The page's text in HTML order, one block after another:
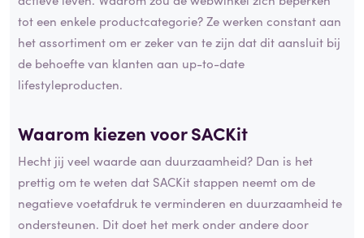
tot een enkele productcategorie? Ze werken constant aan
het assortiment om er zeker van te zijn dat dit aansluit bij
de behoefte van klanten aan up-to-date
lifestyleproducten.
Waarom kiezen voor SACKit
Hecht jij veel waarde aan duurzaamheid? Dan is het
prettig om te weten dat SACKit stappen neemt om de
negatieve voetafdruk te verminderen en duurzaamheid te
ondersteunen. Dit doet het merk onder andere door